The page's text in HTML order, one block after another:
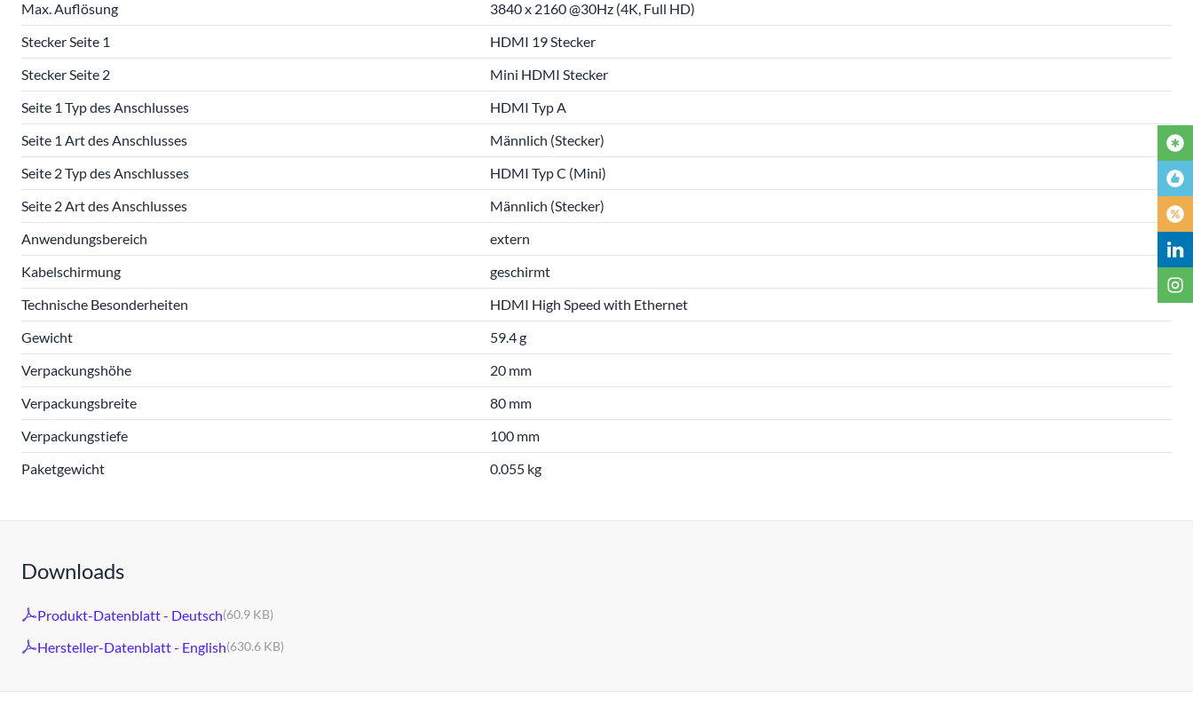
Max. Auflösung
3840 x 2160 @30Hz (4K, Full HD)
Stecker Seite 1
HDMI 19 Stecker
Stecker Seite 2
Mini HDMI Stecker
Seite 1 Typ des Anschlusses
HDMI Typ A
Seite 1 Art des Anschlusses
Männlich (Stecker)
Seite 2 Typ des Anschlusses
HDMI Typ C (Mini)
Seite 2 Art des Anschlusses
Männlich (Stecker)
Anwendungsbereich
extern
Kabelschirmung
geschirmt
Technische Besonderheiten
HDMI High Speed with Ethernet
Gewicht
59.4 g
Verpackungshöhe
20 mm
Verpackungsbreite
80 mm
Verpackungstiefe
100 mm
Paketgewicht
0.055 kg
Downloads
Produkt-Datenblatt - Deutsch(60.9 KB)
Hersteller-Datenblatt - English(630.6 KB)